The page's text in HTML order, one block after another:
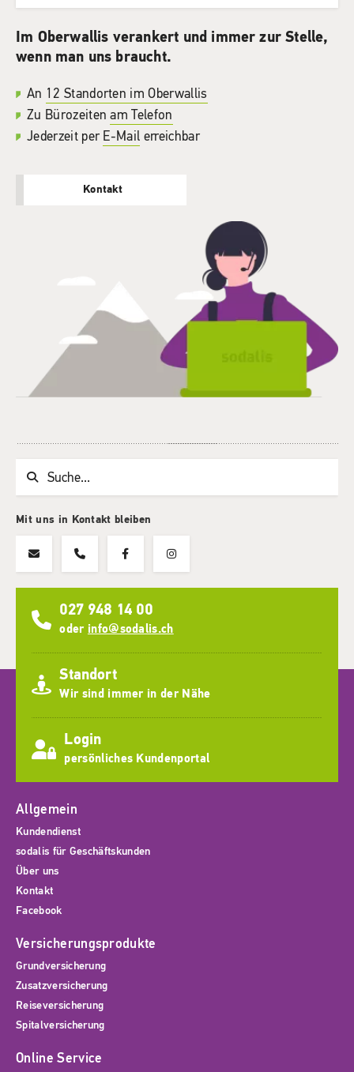
Im Oberwallis verankert und immer zur Stelle,
wenn man uns braucht.
An 12 Standorten im Oberwallis
Zu Bürozeitenam Telefon
Jederzeit per E-Mail erreichbar
Kontakt
Suchwort
Mit uns in Kontakt bleiben
027 948 14 00
oder info@sodalis.ch
Standort
Wir sind immer in der Nähe
Login
persönliches Kundenportal
Allgemein
Kundendienst
sodalis für Geschäftskunden
Über uns
Kontakt
Facebook
Versicherungsprodukte
Grundversicherung
Zusatzversicherung
Reiseversicherung
Spitalversicherung
Online Service